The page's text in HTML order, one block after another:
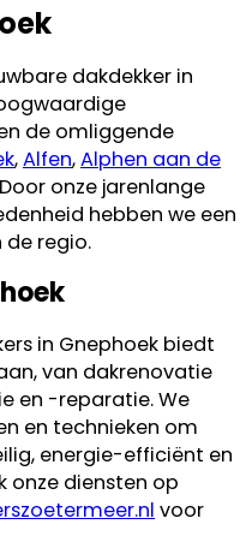
dakdekker in
de omliggende
,Alfen,Alphen aan de
onze jarenlange
hebben we een
regio.
in Gnephoek biedt
van dakrenovatie
en -reparatie. We
en technieken om
energie-efficiënt en
onze diensten op
voor